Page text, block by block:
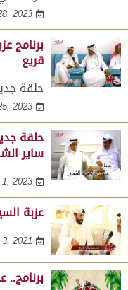
2023
برنامج
قريع
حلقة
2023
حلقة
ساير
2023
عزبة
2021
برنامج..